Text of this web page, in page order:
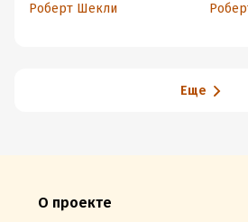
Роберт Шекли
Еще
О проекте